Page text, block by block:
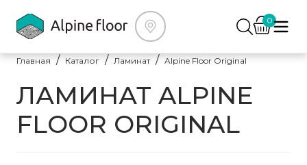
0
Главная Каталог Ламинат Alpine Floor Original
ЛАМИНАТ ALPINE
FLOOR ORIGINAL